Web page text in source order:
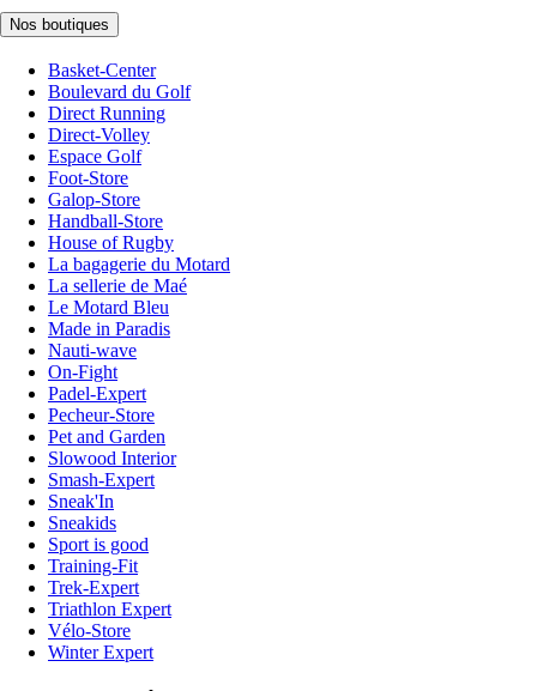
Nos boutiques
Basket-Center
Boulevard du Golf
Direct Running
Direct-Volley
Espace Golf
Foot-Store
Galop-Store
Handball-Store
House of Rugby
La bagagerie du Motard
La sellerie de Maé
Le Motard Bleu
Made in Paradis
Nauti-wave
On-Fight
Padel-Expert
Pecheur-Store
Pet and Garden
Slowood Interior
Smash-Expert
Sneak'In
Sneakids
Sport is good
Training-Fit
Trek-Expert
Triathlon Expert
Vélo-Store
Winter Expert